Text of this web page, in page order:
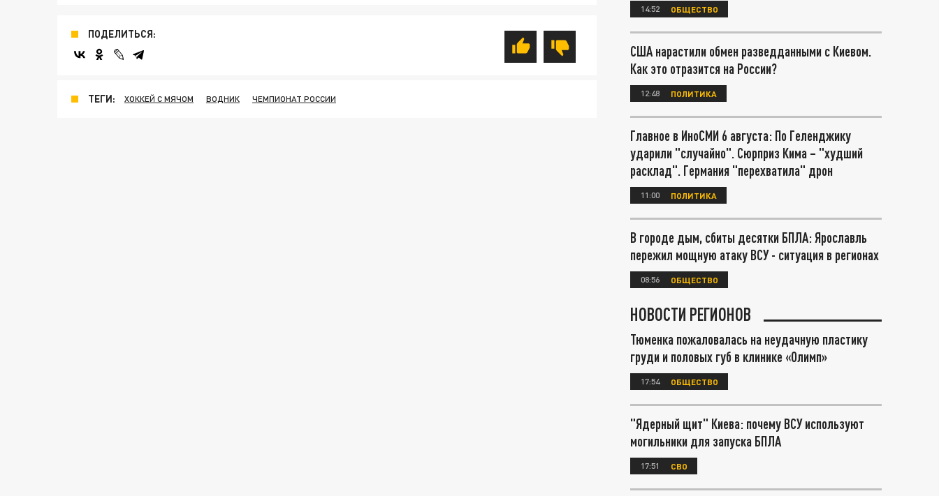
ПОДЕЛИТЬСЯ:
ТЕГИ: ХОККЕЙ С МЯЧОМ ВОДНИК ЧЕМПИОНАТ РОССИИ
14:52 ОБЩЕСТВО
США нарастили обмен разведданными с Киевом.
Как это отразится на России?
12:48 ПОЛИТИКА
Главное в ИноСМИ 6 августа: По Геленджику
ударили "случайно". Сюрприз Кима – "худший
расклад". Германия "перехватила" дрон
11:00 ПОЛИТИКА
В городе дым, сбиты десятки БПЛА: Ярославль
пережил мощную атаку ВСУ - ситуация в регионах
08:56 ОБЩЕСТВО
НОВОСТИ РЕГИОНОВ
Тюменка пожаловалась на неудачную пластику
груди и половых губ в клинике «Олимп»
17:54 ОБЩЕСТВО
"Ядерный щит" Киева: почему ВСУ используют
могильники для запуска БПЛА
17:51 СВО